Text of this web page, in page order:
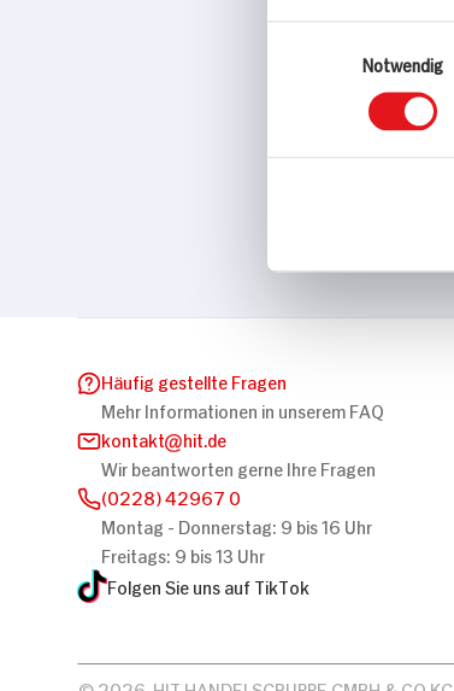
Notwendig
Häufig gestellte Fragen
Mehr Informationen in unserem FAQ
kontakt
hit.de
Wir beantworten gerne Ihre Fragen
(0228) 42967 0
Montag - Donnerstag: 9 bis 16 Uhr
Freitags: 9 bis 13 Uhr
Folgen Sie uns auf TikTok